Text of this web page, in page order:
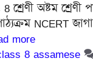
অষ্টম শ্ৰেণী
NCERT
more
8 assamese